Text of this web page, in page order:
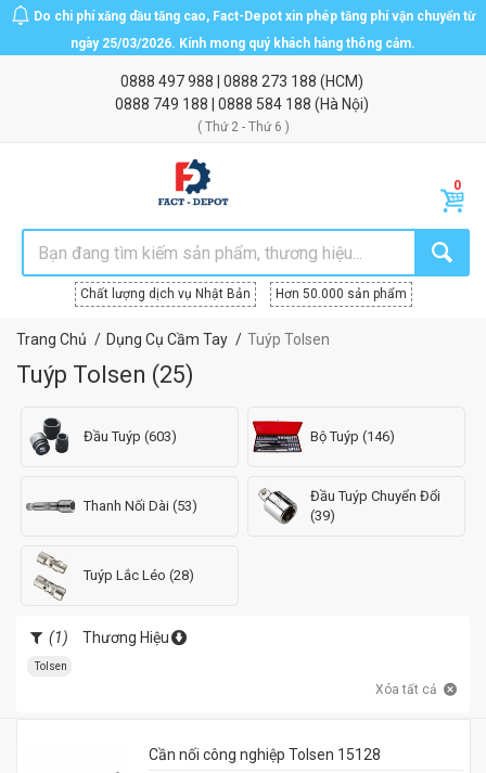
Do chi phí xăng dầu tăng cao, Fact-Depot xin phép tăng phí vận chuyển từ
ngày 25/03/2026. Kính mong quý khách hàng thông cảm.
0888 497 988 0888 273 188 (HCM)
0888 749 188
0888 584 188 (Hà Nội)
( Thứ 2 - Thứ 6 )
Chất lượng dịch vụ Nhật Bản Hơn 50.000 sản phẩm
Trang Chủ Dụng Cụ Cầm Tay Tuýp Tolsen
Tuýp Tolsen (25)
Đầu Tuýp (603) Bộ Tuýp (146)
Thanh Nối Dài (53)
Đầu Tuýp Chuyển Đổi
(39)
Tuýp Lắc Léo (28)
(1) Thương Hiệu
Tolsen
Xóa tất cả
Cần nối công nghiệp Tolsen 15128